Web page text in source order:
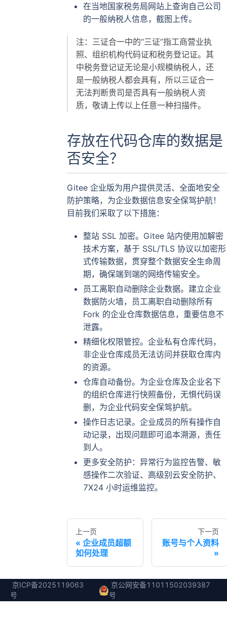
在当地国家税务局网站上查询自己公司
的一般纳税人信息，截图上传。
注：三证合一中的“三证”指工商营业执
照、组织机构代码证和税务登记证。其
中税务登记证无论是小规模纳税人，还
是一般纳税人都会具有，所以三证合一
无法判断贵司是否具有一般纳税人资
质，敬请上传以上任意一种扫描件。
存放在代码仓库的数据是
否安全？
Gitee 企业版为用户提供灵活、全面地安全
防护策略，为企业数据信息安全保驾护航！
目前我们采取了以下措施：
整站 SSL 加密。Gitee 站内使用加解密
技术方案，基于 SSL/TLS 协议以加密形
式传输数据，贯穿整个数据安全生命周
期，确保端到端的网络传输安全。
员工离职自动删除企业数据。建立企业
数据防火墙，员工离职自动删除所有
Fork 的企业仓库数据信息，重要信息不
泄露。
精细化权限管控。企业私有仓库代码，
非企业仓库成员无法访问并获取仓库内
的资源。
仓库自动备份。为企业仓库及企业名下
的组织仓库进行快照备份，无惧代码误
删，为企业代码安全保驾护航。
操作日志记录。企业成员的所有操作自
动记录，出现问题即可追本溯源，责任
到人。
更多安全防护：异常行为监控告警、敏
感操作二次验证、高级别云安全防护、
7X24 小时运维监控。
上一页
企业成员超额
如何处理
下一页
账号与个人资料
京ICP备2025119063
号
京公网安备11011502039387
号